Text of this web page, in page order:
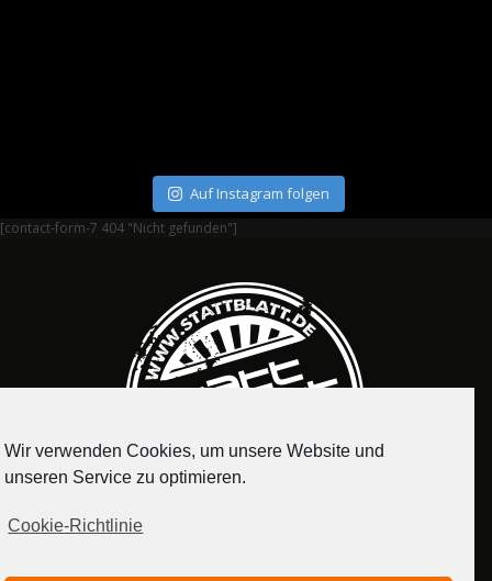
Auf Instagram folgen
[contact-form-7 404 "Nicht gefunden"]
Wir verwenden Cookies, um unsere Website und
unseren Service zu optimieren.
Cookie-Richtlinie